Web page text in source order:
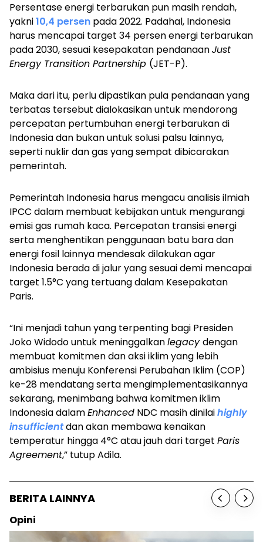
Persentase energi terbarukan pun masih rendah,
yakni10,4 persen pada 2022. Padahal, Indonesia
harus mencapai target 34 persen energi terbarukan
pada 2030, sesuai kesepakatan pendanaanJust
Energy Transition Partnership (JET-P).
Maka dari itu, perlu dipastikan pula pendanaan yang
terbatas tersebut dialokasikan untuk mendorong
percepatan pertumbuhan energi terbarukan di
Indonesia dan bukan untuk solusi palsu lainnya,
seperti nuklir dan gas yang sempat dibicarakan
pemerintah.
Pemerintah Indonesia harus mengacu analisis ilmiah
IPCC dalam membuat kebijakan untuk mengurangi
emisi gas rumah kaca. Percepatan transisi energi
serta menghentikan penggunaan batu bara dan
energi fosil lainnya mendesak dilakukan agar
Indonesia berada di jalur yang sesuai demi mencapai
target 1.5°C yang tertuang dalam Kesepakatan
Paris.
“Ini menjadi tahun yang terpenting bagi Presiden
Joko Widodo untuk meninggalkanlegacydengan
membuat komitmen dan aksi iklim yang lebih
ambisius menuju Konferensi Perubahan Iklim (COP)
ke-28 mendatang serta mengimplementasikannya
sekarang, menimbang bahwa komitmen iklim
Indonesia dalamEnhanced NDC masih dinilaihighly
insufficientdan akan membawa kenaikan
temperatur hingga 4°C atau jauh dari target Paris
Agreement,” tutup Adila.
BERITA LAINNYA
Opini